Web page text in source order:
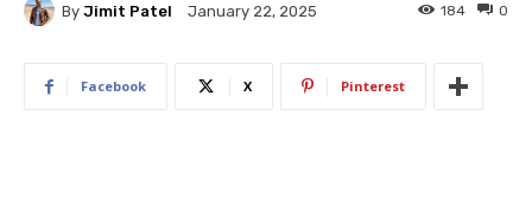
By Jimit Patel January 22, 2025 0
184
Facebook X Pinterest